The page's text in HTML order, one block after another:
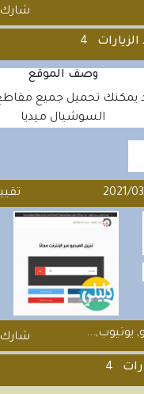
شارك
4
وصف الموقع
يمكنك تحميل جميع
السوشيال ميديا
يوتيوب,... شارك
4